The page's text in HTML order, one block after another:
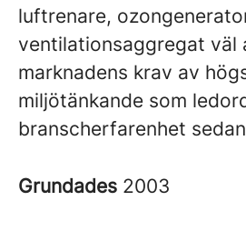
luftrenare,
ventilationsaggregat väl
marknadens krav av
miljötänkande som
branscherfarenhet
Grundades 2003